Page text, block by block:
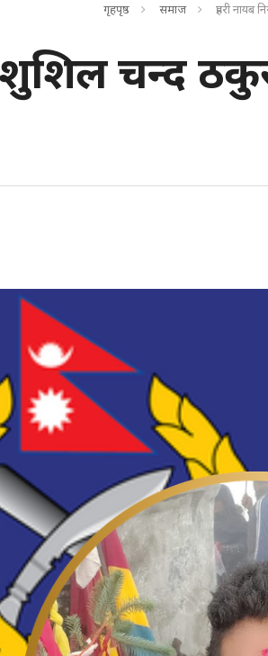
गृहपृष्ठ समाज प्रहरी नायब
शुशिल चन्द